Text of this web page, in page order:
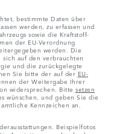
bestimmte Daten über
werden, zu erfassen und
sowie die Kraftstoff-
der EU-Verordnung
werden. Die
auf den verbrauchten
und die zurückgelegte
Sie bitte der auf der EU-
der Weitergabe Ihrer
widersprechen. Bitte setzen
wünschen, und geben Sie die
Kennzeichen an.
Beispielfotos